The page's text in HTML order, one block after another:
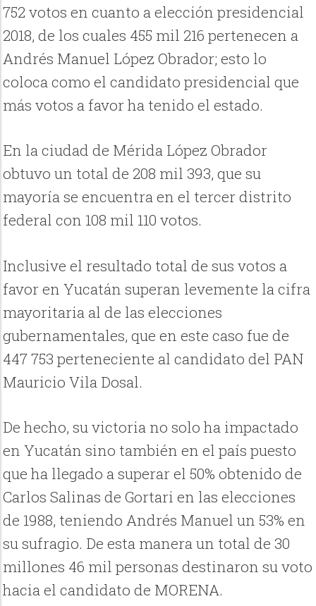
752 votos en cuanto a elección presidencial
2018, de los cuales 455 mil 216 pertenecen a
Andrés Manuel López Obrador; esto lo
coloca como el candidato presidencial que
más votos a favor ha tenido el estado.
En la ciudad de Mérida López Obrador
obtuvo un total de 208 mil 393, que su
mayoría se encuentra en el tercer distrito
federal con 108 mil 110 votos.
Inclusive el resultado total de sus votos a
favor en Yucatán superan levemente la cifra
mayoritaria al de las elecciones
gubernamentales, que en este caso fue de
447 753 perteneciente al candidato del PAN
Mauricio Vila Dosal.
De hecho, su victoria no solo ha impactado
en Yucatán sino también en el país puesto
que ha llegado a superar el 50% obtenido de
Carlos Salinas de Gortari en las elecciones
de 1988, teniendo Andrés Manuel un 53% en
su sufragio. De esta manera un total de 30
millones 46 mil personas destinaron su voto
hacia el candidato de MORENA.